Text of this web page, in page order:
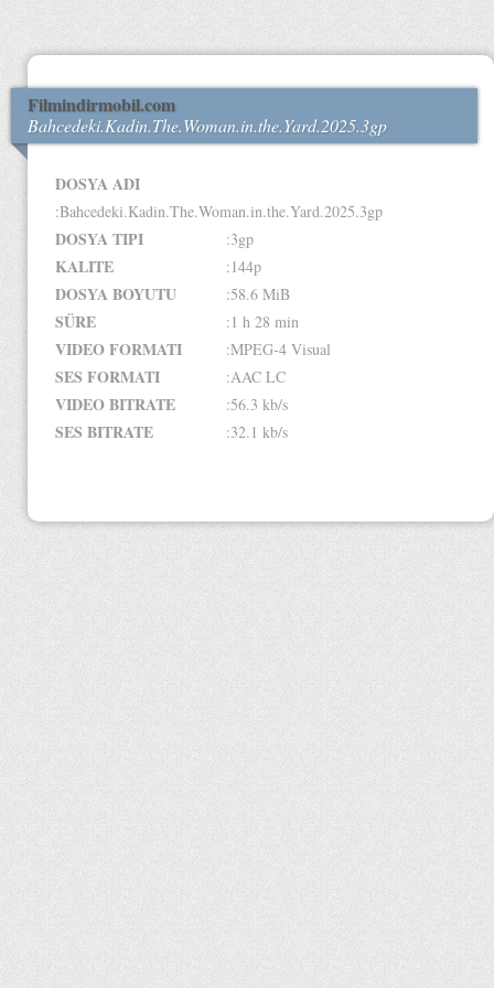
Filmindirmobil.com
Bahcedeki.Kadin.The.Woman.in.the.Yard.2025.3gp
DOSYA ADI
:Bahcedeki.Kadin.The.Woman.in.the.Yard.2025.3gp
DOSYA TIPI :3gp
KALITE :144p
DOSYA BOYUTU :58.6 MiB
SÜRE :1 h 28 min
VIDEO FORMATI :MPEG-4 Visual
SES FORMATI :AAC LC
VIDEO BITRATE :56.3 kb/s
SES BITRATE :32.1 kb/s